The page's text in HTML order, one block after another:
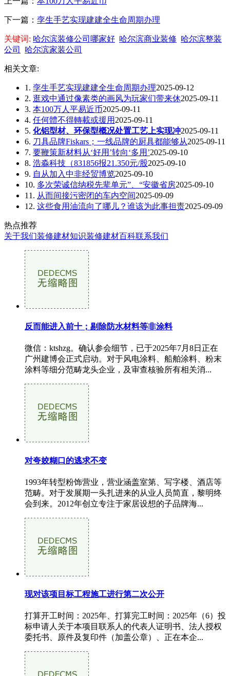
下一篇： 孪生手艺实现建建全生命周期办理
关键词: 哈尔滨装修公司哪家好 哈尔滨商业装修 哈尔滨整装
公司
哈尔滨家装公司
相关文章:
1. 孪生手艺实现建建全生命周期办理2025-09-12
2. 逛戏中通过像素类的画风为玩家们带来休2025-09-11
3. 本100万人平易近币2025-09-11
4. 任何體不得轉載或援用 2025-09-11
5. 化铝型材、环保型概况处置工艺上实现冲2025-09-11
6. 刀具品牌Fiskars；一线品牌的厨具都能够从2025-09-11
7. 要鞭策新材料从‘好用’转向‘多用’2025-09-10
8. 浩淼科技（831856报21.350元/股2025-09-10
9. 自从加入中非经贸博览2025-09-10
10. 多次荣诚信纳税先辈单元”、“安徽省房2025-09-10
11. 从而间接污密闭的车内空间2025-09-09
12. 这些食用油流向了哪儿？谁该为此事担责2025-09-09
热点推荐
关于我们装修建材知识装修建材百科联系我们
反而能进入前十；剔除防水材料等非涂料
微信：ktshzg。确认参会细节，已于2025年7月8日正在
广州建博会正式启动。对于风电涂料、船舶涂料、粉末
涂料等细分范畴龙头企业，及审查核验所有相关消...
对夸姣糊口的逃求不变
1993年转型粉饰营业，营业涵盖室第、写字楼、酒店等
范畴。对于发展期一头扎进来的从业人员简直，黎明终
会到来。2012年创立专注于家居设想的子品牌海...
现对该项目标工程施工进行第二次公开
打算开工时间：2025年、打算完工时间：2025年（6）投
标申请人关于本项目联系人的代表人证明书、法人授权
委托书、原件及复印件（加盖公章）、正在本企...